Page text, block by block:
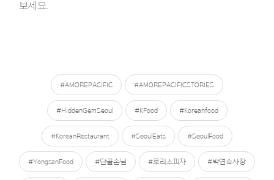
보세요.
#AMOREPACIFIC #AMOREPACIFICSTORIES
#HiddenGemSeoul #KFood #Koreanfood
#KoreanRestaurant #SeoulEats #SeoulFood
#YongsanFood #단골손님 #로리스피자 #박연숙사장